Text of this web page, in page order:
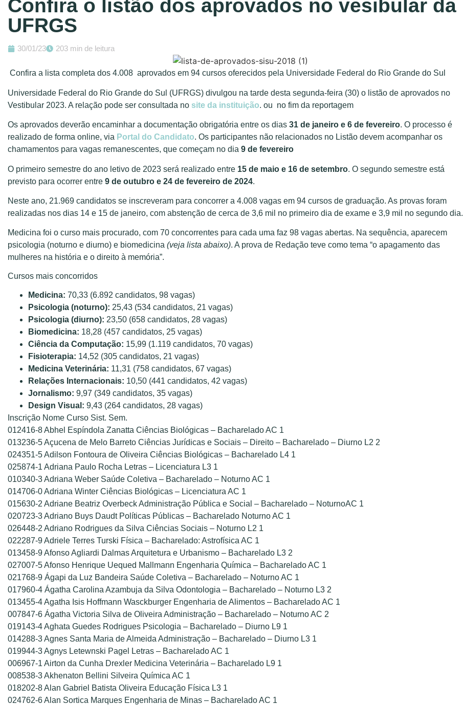
Confira o listão dos aprovados no vesibular da
UFRGS
30/01/23 203 min de leitura
Confira a lista completa dos 4.008 aprovados em 94 cursos oferecidos pela Universidade Federal do Rio Grande do Sul
Universidade Federal do Rio Grande do Sul (UFRGS) divulgou na tarde desta segunda-feira (30) o listão de aprovados no
Vestibular 2023. A relação pode ser consultada no site da instituição. ou no fim da reportagem
Os aprovados deverão encaminhar a documentação obrigatória entre os dias 31 de janeiro e 6 de fevereiro. O processo é
realizado de forma online, via Portal do Candidato. Os participantes não relacionados no Listão devem acompanhar os
chamamentos para vagas remanescentes, que começam no dia 9 de fevereiro
O primeiro semestre do ano letivo de 2023 será realizado entre 15 de maio e 16 de setembro. O segundo semestre está
previsto para ocorrer entre 9 de outubro e 24 de fevereiro de 2024.
Neste ano, 21.969 candidatos se inscreveram para concorrer a 4.008 vagas em 94 cursos de graduação. As provas foram
realizadas nos dias 14 e 15 de janeiro, com abstenção de cerca de 3,6 mil no primeiro dia de exame e 3,9 mil no segundo dia.
Medicina foi o curso mais procurado, com 70 concorrentes para cada uma faz 98 vagas abertas. Na sequência, aparecem
psicologia (noturno e diurno) e biomedicina (veja lista abaixo). A prova de Redação teve como tema “o apagamento das
mulheres na história e o direito à memória”.
Cursos mais concorridos
Medicina: 70,33 (6.892 candidatos, 98 vagas)
Psicologia (noturno): 25,43 (534 candidatos, 21 vagas)
Psicologia (diurno): 23,50 (658 candidatos, 28 vagas)
Biomedicina: 18,28 (457 candidatos, 25 vagas)
Ciência da Computação: 15,99 (1.119 candidatos, 70 vagas)
Fisioterapia: 14,52 (305 candidatos, 21 vagas)
Medicina Veterinária: 11,31 (758 candidatos, 67 vagas)
Relações Internacionais: 10,50 (441 candidatos, 42 vagas)
Jornalismo: 9,97 (349 candidatos, 35 vagas)
Design Visual: 9,43 (264 candidatos, 28 vagas)
Inscrição Nome Curso Sist. Sem.
012416-8 Abhel Espíndola Zanatta Ciências Biológicas – Bacharelado AC 1
013236-5 Açucena de Melo Barreto Ciências Jurídicas e Sociais – Direito – Bacharelado – Diurno L2 2
024351-5 Adilson Fontoura de Oliveira Ciências Biológicas – Bacharelado L4 1
025874-1 Adriana Paulo Rocha Letras – Licenciatura L3 1
010340-3 Adriana Weber Saúde Coletiva – Bacharelado – Noturno AC 1
014706-0 Adriana Winter Ciências Biológicas – Licenciatura AC 1
015630-2 Adriane Beatriz Overbeck Administração Pública e Social – Bacharelado – NoturnoAC 1
020723-3 Adriano Buys Daudt Políticas Públicas – Bacharelado Noturno AC 1
026448-2 Adriano Rodrigues da Silva Ciências Sociais – Noturno L2 1
022287-9 Adriele Terres Turski Física – Bacharelado: Astrofísica AC 1
013458-9 Afonso Agliardi Dalmas Arquitetura e Urbanismo – Bacharelado L3 2
027007-5 Afonso Henrique Uequed Mallmann Engenharia Química – Bacharelado AC 1
021768-9 Ágapi da Luz Bandeira Saúde Coletiva – Bacharelado – Noturno AC 1
017960-4 Ágatha Carolina Azambuja da Silva Odontologia – Bacharelado – Noturno L3 2
013455-4 Agatha Isis Hoffmann Wasckburger Engenharia de Alimentos – Bacharelado AC 1
007847-6 Ágatha Victoria Silva de Oliveira Administração – Bacharelado – Noturno AC 2
019143-4 Aghata Guedes Rodrigues Psicologia – Bacharelado – Diurno L9 1
014288-3 Agnes Santa Maria de Almeida Administração – Bacharelado – Diurno L3 1
019944-3 Agnys Letewnski Pagel Letras – Bacharelado AC 1
006967-1 Airton da Cunha Drexler Medicina Veterinária – Bacharelado L9 1
008538-3 Akhenaton Bellini Silveira Química AC 1
018202-8 Alan Gabriel Batista Oliveira Educação Física L3 1
024762-6 Alan Sortica Marques Engenharia de Minas – Bacharelado AC 1